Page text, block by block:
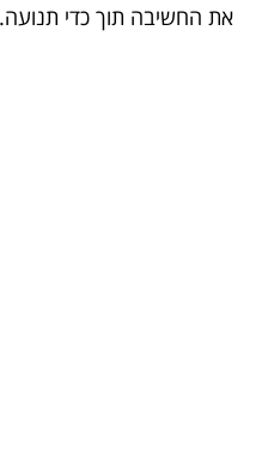
את החשיבה תוך כדי תנועה.